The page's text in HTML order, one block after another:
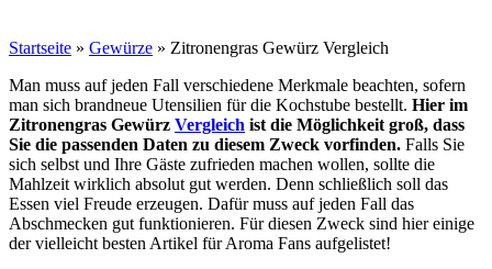
Startseite » Gewürze » Zitronengras Gewürz Vergleich
Man muss auf jeden Fall verschiedene Merkmale beachten, sofern
man sich brandneue Utensilien für die Kochstube bestellt. Hier im
Zitronengras Gewürz Vergleich ist die Möglichkeit groß, dass
Sie die passenden Daten zu diesem Zweck vorfinden. Falls Sie
sich selbst und Ihre Gäste zufrieden machen wollen, sollte die
Mahlzeit wirklich absolut gut werden. Denn schließlich soll das
Essen viel Freude erzeugen. Dafür muss auf jeden Fall das
Abschmecken gut funktionieren. Für diesen Zweck sind hier einige
der vielleicht besten Artikel für Aroma Fans aufgelistet!